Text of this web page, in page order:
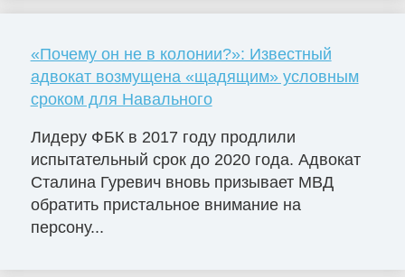
«Почему он не в колонии?»: Известный
адвокат возмущена «щадящим» условным
сроком для Навального
Лидеру ФБК в 2017 году продлили
испытательный срок до 2020 года. Адвокат
Сталина Гуревич вновь призывает МВД
обратить пристальное внимание на
персону...